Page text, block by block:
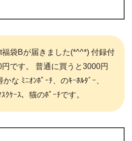
袋Bが届きました(*^^*) 付録付
です。 普通に買うと3000円
な ﾐﾆｵﾝﾎﾟｰﾁ、 のｷｰﾎﾙﾀﾞｰ、
ｸｹｰｽ、猫のﾎﾟｰﾁです。